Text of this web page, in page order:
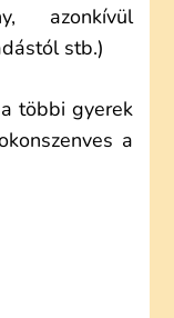
azonkívül
stb.)
többi gyerek
a